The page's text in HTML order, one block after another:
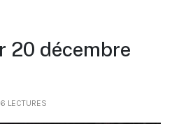
20 décembre
LECTURES